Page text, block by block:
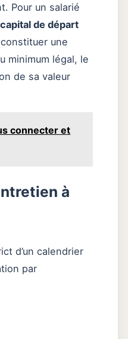
Pour un salarié
capital de départ
une
minimum légal, le
de sa valeur
connecter et
à
d’un calendrier
par